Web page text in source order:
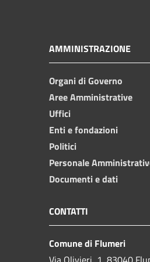
AMMINISTRAZIONE
Organi di Governo
Aree Amministrative
Uffici
Enti e fondazioni
Politici
Personale
Documenti e dati
CONTATTI
Comune di Flumeri